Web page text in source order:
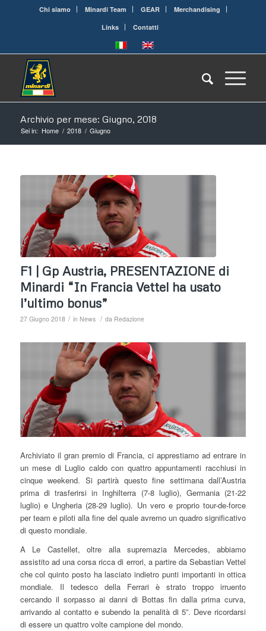
Chi siamo Minardi Team GEAR
Merchandising
Links
Contatti
Archivio per mese: Giugno, 2018
Sei in: Home / 2018 / Giugno
F1 | Gp Austria, PRESENTAZIONE di
Minardi “In Francia Vettel ha usato
l’ultimo bonus”
27 Giugno 2018 / in News / da Redazione
Archiviato il gran premio di Francia, ci apprestiamo ad entrare in
un mese di Luglio caldo con quattro appuntamenti racchiusi in
cinque weekend. Si partirà questo fine settimana dall’Austria
prima di trasferirsi in Inghilterra (7-8 luglio), Germania (21-22
luglio) e Ungheria (28-29 luglio). Un vero e proprio tour-de-force
per team e piloti alla fine del quale avremo un quadro significativo
di questo mondiale.
A Le Castellet, oltre alla supremazia Mercedes, abbiamo
assistito ad una corsa ricca di errori, a partire da Sebastian Vettel
che col quinto posto ha lasciato indietro punti importanti in ottica
mondiale. Il tedesco della Ferrari è strato troppo irruento
cercando il sorpasso ai danni di Bottas fin dalla prima curva,
arrivando al contatto e subendo la penalità di 5”. Deve ricordarsi
di essere un quattro volte campione del mondo.